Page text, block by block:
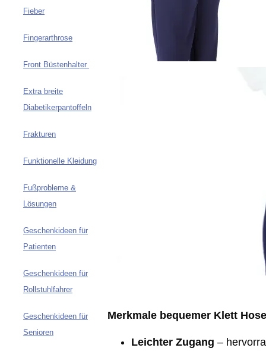
Fieber
Fingerarthrose
Front Büstenhalter
Extra breite
Diabetikerpantoffeln
Frakturen
Funktionelle Kleidung
Fußprobleme &
Lösungen
Geschenkideen für
Patienten
Geschenkideen für
Rollstuhlfahrer
Geschenkideen für
Senioren
Merkmale bequemer Klett
Leichter Zugang –